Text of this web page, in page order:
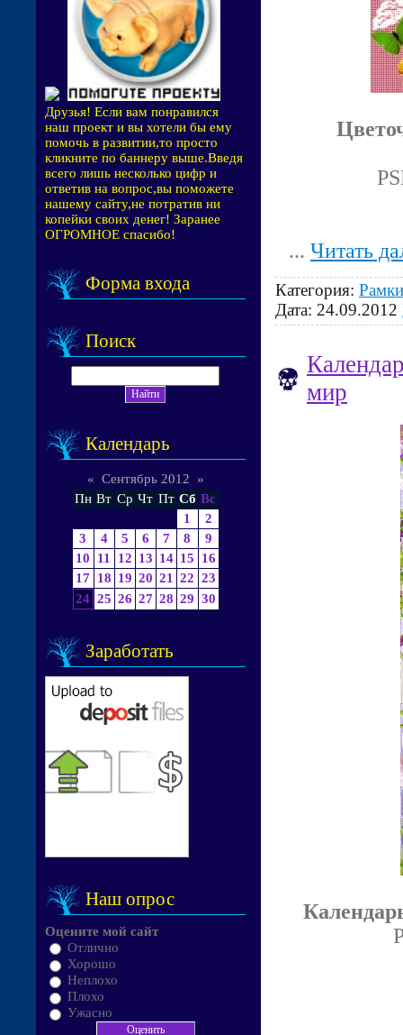
Друзья! Если вам понравился
наш проект и вы хотели бы ему
помочь в развитии,то просто
кликните по баннеру выше.Введя
всего лишь несколько цифр и
ответив на вопрос,вы поможете
нашему сайту,не потратив ни
копейки своих денег! Заранее
ОГРОМНОЕ спасибо!
Форма входа
Поиск
Календарь
« Сентябрь 2012
»
Пн Вт Ср Чт Пт Сб Вс
1
2
3
4 5 6 7 8
9
10
11 12 13 14 15
16
17 18 19 20 21 22 23
24 25 26 27 28 29 30
Заработать
Наш опрос
Оцените мой сайт
Отлично
Хорошо
Неплохо
Плохо
Ужасно
... Читать
Категория:
Дата: 24.09.2012
мир